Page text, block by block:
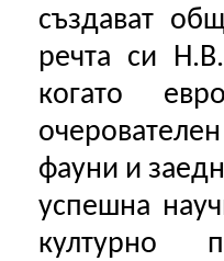
създават
речта си
когато
фауни и
успешна
културно